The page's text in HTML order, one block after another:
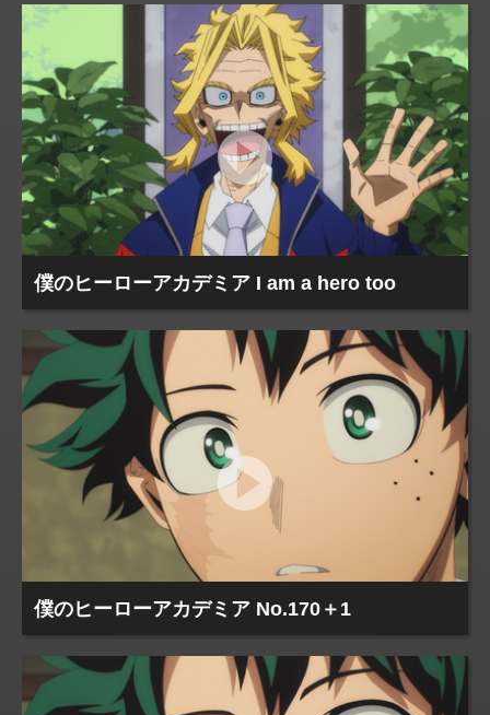
僕のヒーローアカデミア I am a hero too
僕のヒーローアカデミア No.170＋1